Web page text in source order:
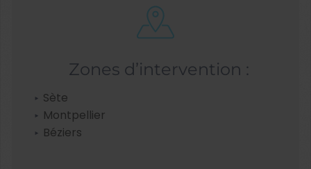
Zones d’intervention :
Sète
Montpellier
Béziers